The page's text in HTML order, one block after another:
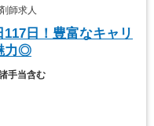
師求人
117日！豊富なキャリ
力◎
手当含む